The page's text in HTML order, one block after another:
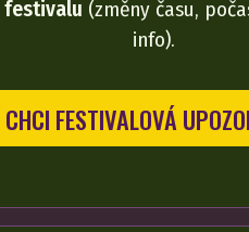
festivalu (změny času,
info).
CHCI FESTIVALOVÁ